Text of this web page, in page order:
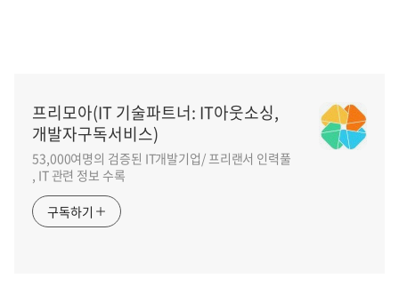
프리모아(IT 기술파트너: IT아웃소싱,
개발자구독서비스)
53,000여명의 검증된 IT개발기업/ 프리랜서 인력풀
, IT 관련 정보 수록
구독하기